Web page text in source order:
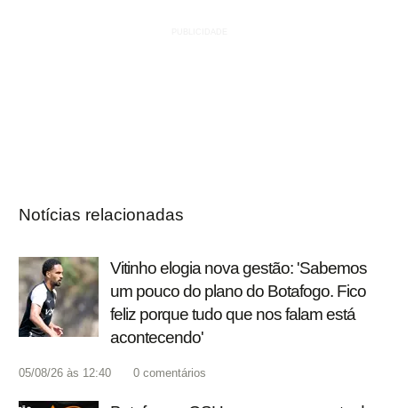
Notícias relacionadas
Vitinho elogia nova gestão: 'Sabemos
um pouco do plano do Botafogo. Fico
feliz porque tudo que nos falam está
acontecendo'
05/08/26 às 12:40 0 comentários